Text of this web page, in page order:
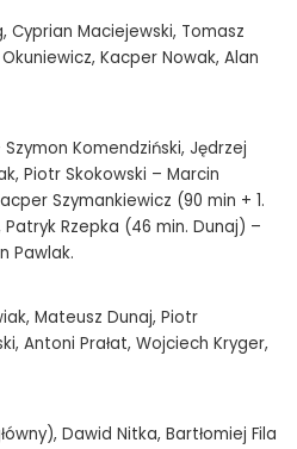
Cyprian Maciejewski, Tomasz
Kacper Nowak, Alan
Komendziński, Jędrzej
Piotr Skokowski – Marcin
Szymankiewicz (90 min + 1.
Rzepka (46 min. Dunaj) –
Pawlak.
Mateusz Dunaj, Piotr
Antoni Prałat, Wojciech Kryger,
Dawid Nitka, Bartłomiej Fila